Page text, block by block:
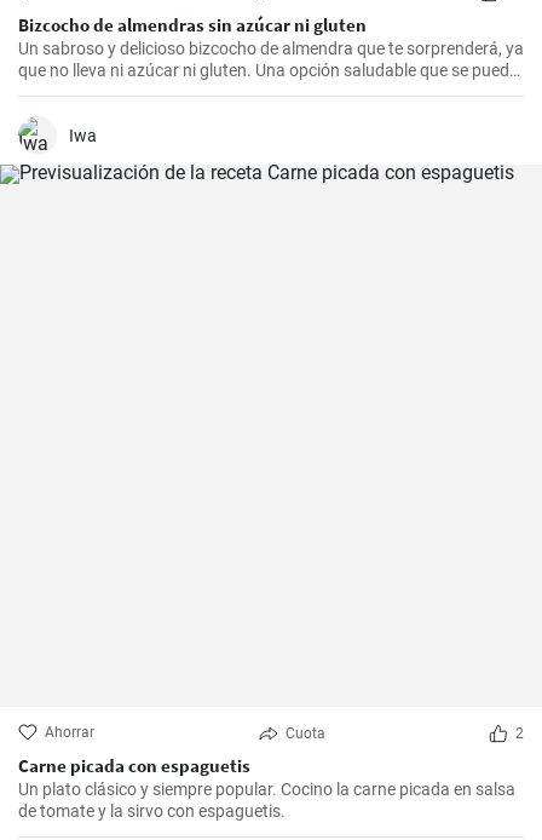
Bizcocho de almendras sin azúcar ni gluten
Un sabroso y delicioso bizcocho de almendra que te sorprenderá, ya
que no lleva ni azúcar ni gluten. Una opción saludable que se puede
adaptar a muchas personas.
Iwa
Ahorrar Cuota 2
Carne picada con espaguetis
Un plato clásico y siempre popular. Cocino la carne picada en salsa
de tomate y la sirvo con espaguetis.